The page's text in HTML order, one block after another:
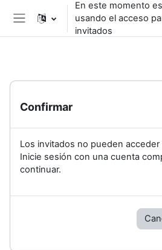
Saltar al contenido principal
Pánel lateral
En este momento
usando el acceso
invitados
Confirmar
Los invitados no pueden
Inicie sesión con una cuenta
continuar.